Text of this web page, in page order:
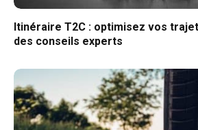
Itinéraire T2C : optimisez vos
des conseils experts